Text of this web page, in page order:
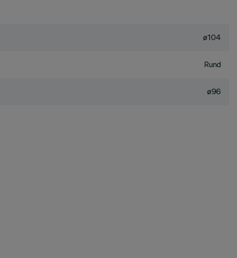
ø104
Rund
ø96